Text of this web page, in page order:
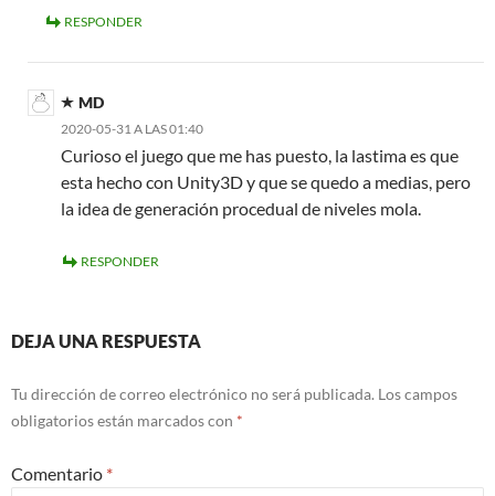
RESPONDER
MD
2020-05-31 A LAS 01:40
Curioso el juego que me has puesto, la lastima es que
esta hecho con Unity3D y que se quedo a medias, pero
la idea de generación procedual de niveles mola.
RESPONDER
DEJA UNA RESPUESTA
Tu dirección de correo electrónico no será publicada. Los campos
obligatorios están marcados con *
Comentario *